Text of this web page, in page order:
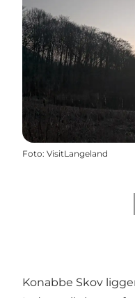
Foto: VisitLangeland
Konabbe Skov